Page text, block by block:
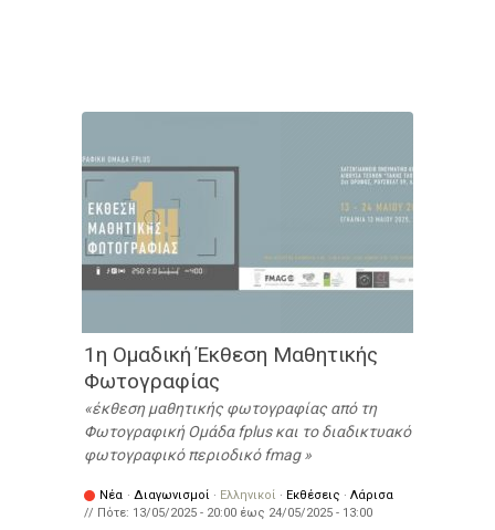
1η Ομαδική Έκθεση Μαθητικής
Φωτογραφίας
έκθεση μαθητικής φωτογραφίας από τη
Φωτογραφική Ομάδα fplus και το διαδικτυακό
φωτογραφικό περιοδικό fmag
Νέα · Διαγωνισμοί · Ελληνικοί · Εκθέσεις · Λάρισα
// Πότε: 13/05/2025 - 20:00 έως 24/05/2025 - 13:00